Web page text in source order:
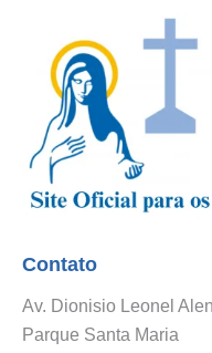
Contato
Av. Dionisio Leonel
Parque Santa Maria